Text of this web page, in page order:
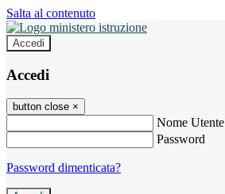
Salta al contenuto
Accedi
Accedi
button close ×
Nome Utente
Password
Password dimenticata?